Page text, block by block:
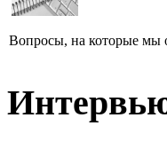
Вопросы, на которые мы